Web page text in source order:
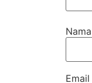
Nama
Email